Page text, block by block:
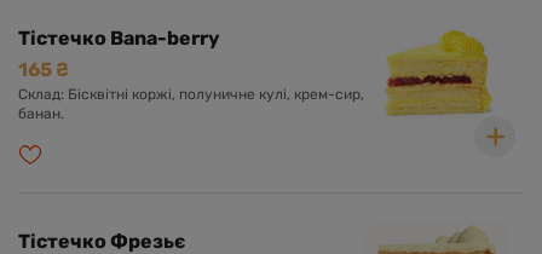
Тістечко Bana-berry
165 ₴
Склад: Бісквітні коржі, полуничне кулі, крем-сир,
банан.
Тістечко Фрезьє